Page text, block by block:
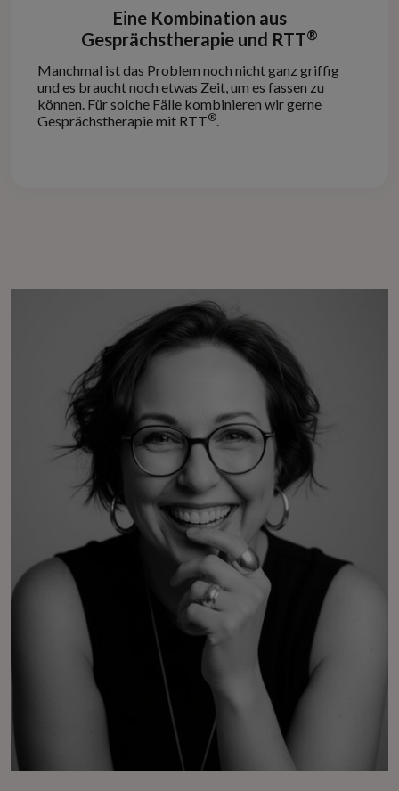
Eine Kombination aus
Gesprächstherapie und RTT®
Manchmal ist das Problem noch nicht ganz griffig
und es braucht noch etwas Zeit, um es fassen zu
können. Für solche Fälle kombinieren wir gerne
Gesprächstherapie mit RTT®.